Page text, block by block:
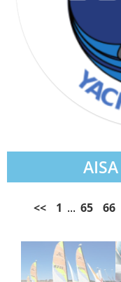
<< 1 ... 65 66